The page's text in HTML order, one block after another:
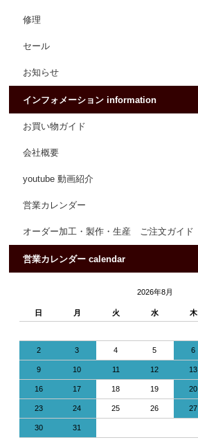
修理
セール
お知らせ
インフォメーション information
お買い物ガイド
会社概要
youtube 動画紹介
営業カレンダー
オーダー加工・製作・生産 ご注文ガイド
営業カレンダー calendar
2026年8月
日 月 火 水 木
2 3 4 5 6
9 10 11 12 13
16 17 18 19 20
23 24 25 26 27
30 31